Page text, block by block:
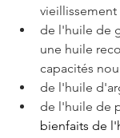
de l'huile de
une huile
capacités
de l'huile
de l'huile de
bienfaits de